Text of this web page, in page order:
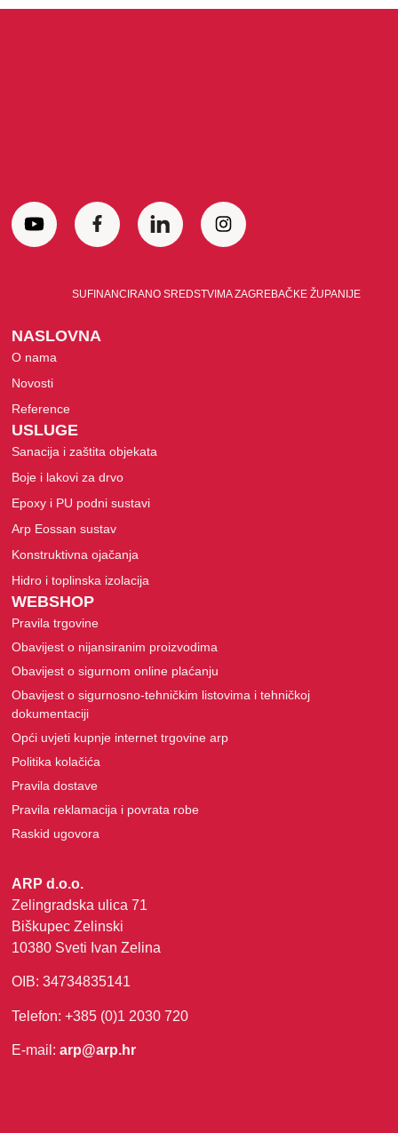
SUFINANCIRANO SREDSTVIMA ZAGREBAČKE ŽUPANIJE
NASLOVNA
O nama
Novosti
Reference
USLUGE
Sanacija i zaštita objekata
Boje i lakovi za drvo
Epoxy i PU podni sustavi
Arp Eossan sustav
Konstruktivna ojačanja
Hidro i toplinska izolacija
WEBSHOP
Pravila trgovine
Obavijest o nijansiranim proizvodima
Obavijest o sigurnom online plaćanju
Obavijest o sigurnosno-tehničkim listovima i tehničkoj
dokumentaciji
Opći uvjeti kupnje internet trgovine arp
Politika kolačića
Pravila dostave
Pravila reklamacija i povrata robe
Raskid ugovora
ARP d.o.o.
Zelingradska ulica 71
Biškupec Zelinski
10380 Sveti Ivan Zelina
OIB: 34734835141
Telefon: +385 (0)1 2030 720
E-mail: arp@arp.hr